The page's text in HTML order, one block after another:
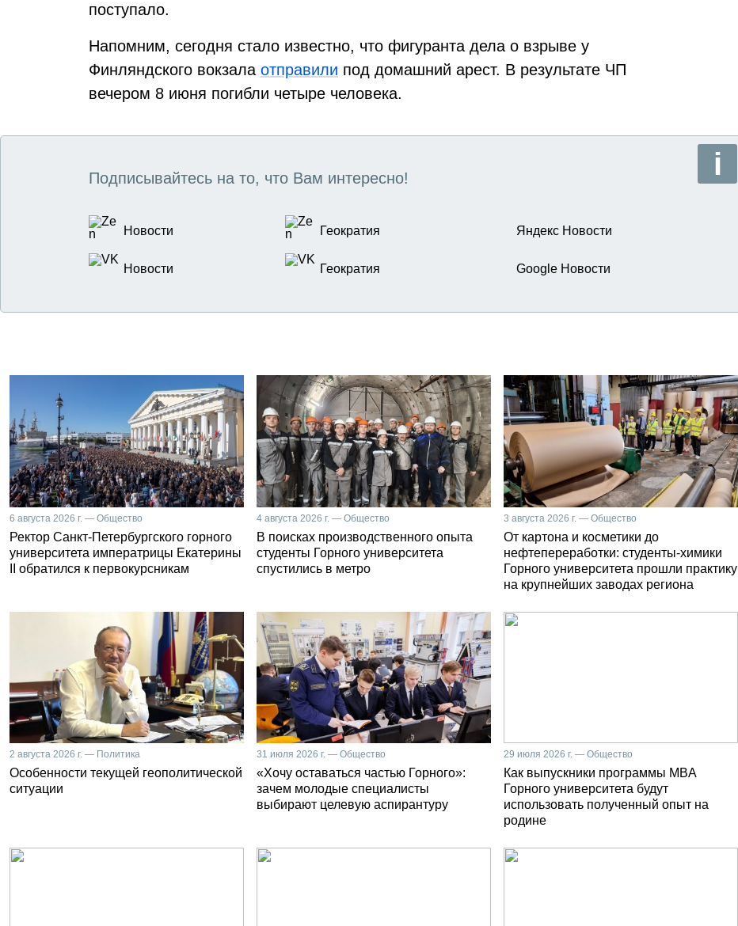
поступало.
Напомним, сегодня стало известно, что фигуранта дела о взрыве у
Финляндского вокзала отправили под домашний арест. В результате ЧП
вечером 8 июня погибли четыре человека.
Подписывайтесь на то, что Вам интересно!
Новости Геократия Яндекс Новости
Новости Геократия Google Новости
6 августа 2026 г. — Общество
Ректор Санкт-Петербургского горного
университета императрицы Екатерины
II обратился к первокурсникам
4 августа 2026 г. — Общество
В поисках производственного опыта
студенты Горного университета
спустились в метро
3 августа 2026 г. — Общество
От картона и косметики до
нефтепереработки: студенты-химики
Горного университета прошли практику
на крупнейших заводах региона
2 августа 2026 г. — Политика
Особенности текущей геополитической
ситуации
31 июля 2026 г. — Общество
«Хочу оставаться частью Горного»:
зачем молодые специалисты
выбирают целевую аспирантуру
29 июля 2026 г. — Общество
Как выпускники программы MBA
Горного университета будут
использовать полученный опыт на
родине